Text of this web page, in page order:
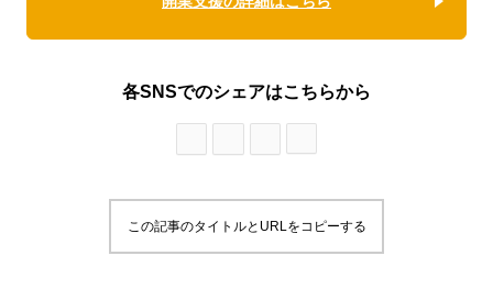
各SNSでのシェアはこちらから
この記事のタイトルとURLをコピーする